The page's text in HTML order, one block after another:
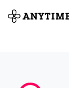
全て